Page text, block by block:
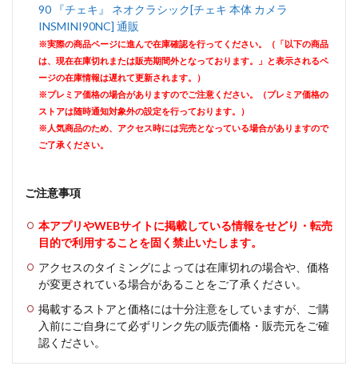
90 『チェキ』 ネオクラシック[チェキ 本体 カメラ
INSMINI90NC] 通販
※実際の商品ページに進んで在庫確認を行ってください。（「以下の商品
は、現在在庫切れまたは販売期間外となっております。」と表示されるペ
ージの在庫情報は遅れて更新されます。）
※プレミア価格の場合がありますのでご注意ください。（プレミア価格の
ストアは随時通知対象外の設定を行っております。）
※人気商品のため、アクセス時には完売となっている場合がありますので
ご了承ください。
ご注意事項
本アプリやWEBサイトに掲載している情報をせどり・転売
目的で利用することを固く禁止いたします。
アクセスのタイミングによっては在庫切れの場合や、価格
が変更されている場合があることをご了承ください。
掲載するストアと価格には十分注意をしていますが、ご購
入前にご自身にて必ずリンク先の販売価格・販売元をご確
認ください。